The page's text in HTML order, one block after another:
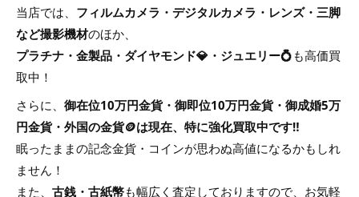
当店では、 フィルムカメラ・デジタルカメラ・レンズ・三脚
など撮影機材のほか、
プラチナ・金製品・ダイヤモンド💎・ジュエリー💍も高価買
取中！
さらに、 御在位10万円金貨・御即位10万円金貨・御成婚5万
円金貨・外国の金貨🪙は現在、特に強化買取中です‼️
眠ったままの記念金貨・コインが思わぬ高値になるかもしれ
ません！
また、 古銭・古紙幣も幅広く査定しておりますので、お気軽